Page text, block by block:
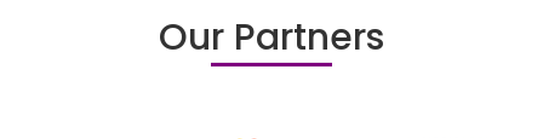
Our Partners